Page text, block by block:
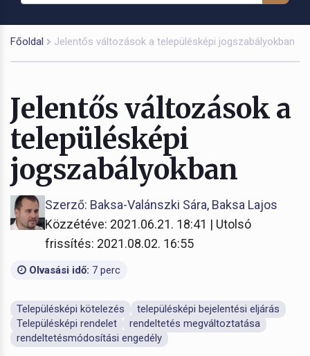
Főoldal Jelentős változások a településképi jogszabályokban
Jelentős változások a
településképi
jogszabályokban
Szerző: Baksa-Valánszki Sára, Baksa Lajos
Közzétéve: 2021.06.21. 18:41 | Utolsó
frissítés: 2021.08.02. 16:55
Olvasási idő: 7 perc
Településképi kötelezés
településképi bejelentési eljárás
Településképi rendelet
rendeltetés megváltoztatása
rendeltetésmódosítási engedély